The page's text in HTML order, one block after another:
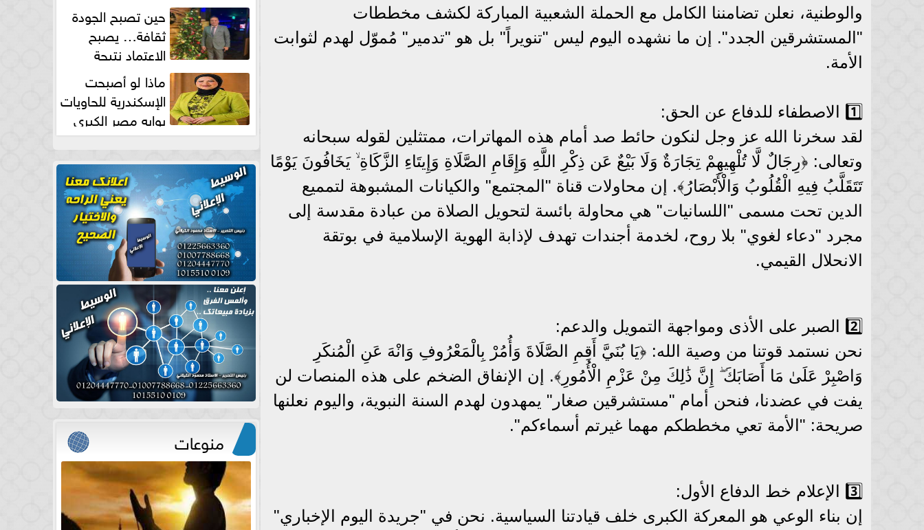
والوطنية، نعلن تضامننا الكامل مع الحملة الشعبية المباركة لكشف مخططات
"المستشرقين الجدد". إن ما نشهده اليوم ليس "تنويراً" بل هو "تدمير" مُموّل لهدم لثوابت
الأمة.
1️⃣ الاصطفاء للدفاع عن الحق:
لقد سخرنا الله عز وجل لنكون حائط صد أمام هذه المهاترات، ممتثلين لقوله سبحانه
وتعالى: ﴿رِجَالٌ لَّا تُلْهِيهِمْ تِجَارَةٌ وَلَا بَيْعٌ عَن ذِكْرِ اللَّهِ وَإِقَامِ الصَّلَاةِ وَإِيتَاءِ الزَّكَاةِ ۙ يَخَافُونَ يَوْمًا
تَتَقَلَّبُ فِيهِ الْقُلُوبُ وَالْأَبْصَارُ﴾. إن محاولات قناة "المجتمع" والكيانات المشبوهة لتمميع
الدين تحت مسمى "اللسانيات" هي محاولة بائسة لتحويل الصلاة من عبادة مقدسة إلى
مجرد "دعاء لغوي" بلا روح، لخدمة أجندات تهدف لإذابة الهوية الإسلامية في بوتقة
الانحلال القيمي.
2️⃣ الصبر على الأذى ومواجهة التمويل والدعم:
نحن نستمد قوتنا من وصية الله: ﴿يَا بُنَيَّ أَقِمِ الصَّلَاةَ وَأُمُرْ بِالْمَعْرُوفِ وَانْهَ عَنِ الْمُنكَرِ
وَاصْبِرْ عَلَىٰ مَا أَصَابَكَ ۖ إِنَّ ذَٰلِكَ مِنْ عَزْمِ الْأُمُورِ﴾. إن الإنفاق الضخم على هذه المنصات لن
يفت في عضدنا، فنحن أمام "مستشرقين صغار" يمهدون لهدم السنة النبوية، واليوم نعلنها
صريحة: "الأمة تعي مخططكم مهما غيرتم أسماءكم".
3️⃣ الإعلام خط الدفاع الأول:
إن بناء الوعي هو المعركة الكبرى خلف قيادتنا السياسية. نحن في "جريدة اليوم الإخباري"
حين تصبح الجودة
ثقافة… يصبح
الاعتماد نتيجة
طبيعية
ماذا لو أصبحت
الإسكندرية للحاويات
بوابه مصر الكبري
للتجارة العالمية بقلم د...
منوعات